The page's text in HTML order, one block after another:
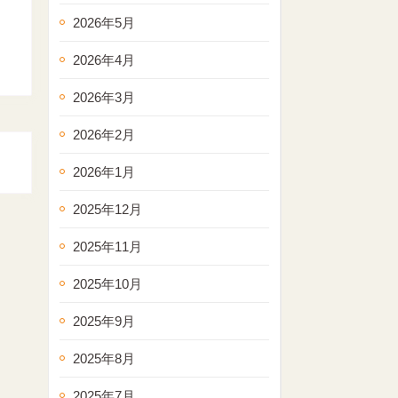
2026年5月
2026年4月
2026年3月
2026年2月
2026年1月
2025年12月
2025年11月
2025年10月
2025年9月
2025年8月